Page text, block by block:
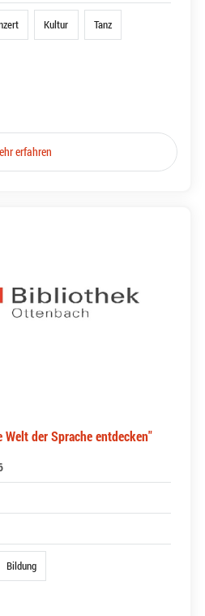
Kultur Tanz
erfahren
Welt der Sprache entdecken"
Bildung